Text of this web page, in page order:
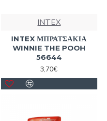
INTEX
INTEX ΜΠΡΑΤΣΑΚΙΑ
WINNIE THE POOH
56644
3,70€